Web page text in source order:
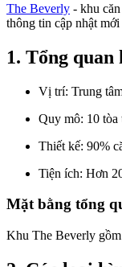
The Beverly - khu
thông tin cập nhật
1. Tổng
Vị trí: Trung
Quy mô: 10 tòa
Thiết kế: 90%
Tiện ích: Hơn
Mặt bằng tổng
Khu The Beverly gồm